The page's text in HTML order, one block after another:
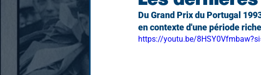
Du Grand Prix du Portugal
en contexte d'une période
https://youtu.be/